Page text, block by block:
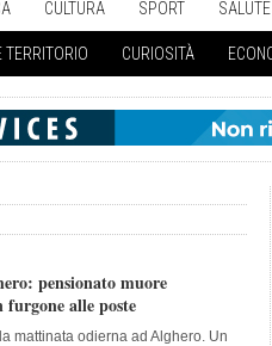
CULTURA SPORT SALUTE
TERRITORIO CURIOSITÀ
pensionato muore
furgone alle poste
mattinata odierna ad Alghero. Un